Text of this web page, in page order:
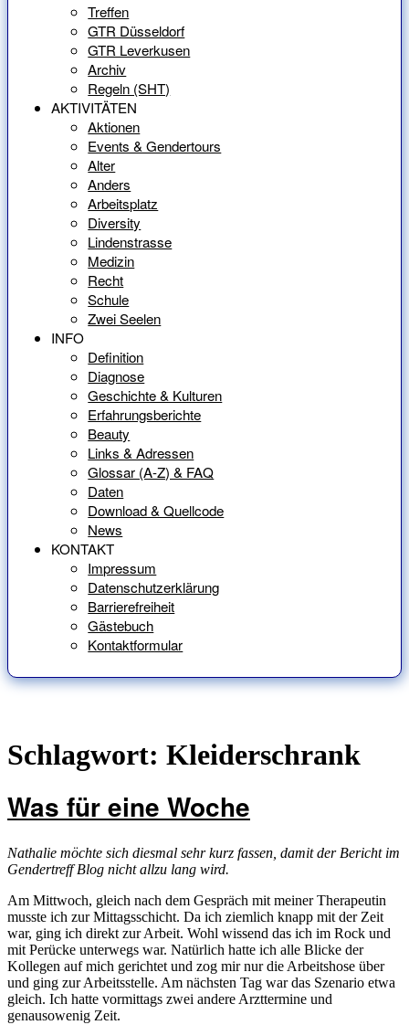
Treffen
GTR Düsseldorf
GTR Leverkusen
Archiv
Regeln (SHT)
AKTIVITÄTEN
Aktionen
Events & Gendertours
Alter
Anders
Arbeitsplatz
Diversity
Lindenstrasse
Medizin
Recht
Schule
Zwei Seelen
INFO
Definition
Diagnose
Geschichte & Kulturen
Erfahrungsberichte
Beauty
Links & Adressen
Glossar (A-Z) & FAQ
Daten
Download & Quellcode
News
KONTAKT
Impressum
Datenschutzerklärung
Barrierefreiheit
Gästebuch
Kontaktformular
Schlagwort: Kleiderschrank
Was für eine Woche
Nathalie möchte sich diesmal sehr kurz fassen, damit der Bericht im
Gendertreff Blog nicht allzu lang wird.
Am Mittwoch, gleich nach dem Gespräch mit meiner Therapeutin
musste ich zur Mittagsschicht. Da ich ziemlich knapp mit der Zeit
war, ging ich direkt zur Arbeit. Wohl wissend das ich im Rock und
mit Perücke unterwegs war. Natürlich hatte ich alle Blicke der
Kollegen auf mich gerichtet und zog mir nur die Arbeitshose über
und ging zur Arbeitsstelle. Am nächsten Tag war das Szenario etwa
gleich. Ich hatte vormittags zwei andere Arzttermine und
genausowenig Zeit.